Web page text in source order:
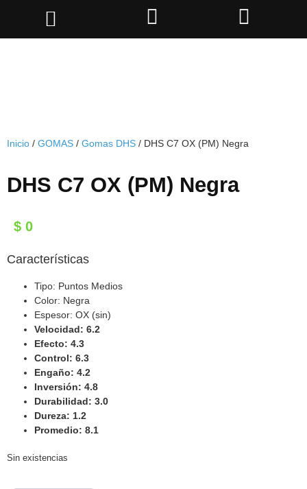
Inicio / GOMAS / Gomas DHS / DHS C7 OX (PM) Negra
DHS C7 OX (PM) Negra
$ 0
Características
Tipo: Puntos Medios
Color: Negra
Espesor: OX (sin)
Velocidad: 6.2
Efecto: 4.3
Control: 6.3
Engaño: 4.2
Inversión: 4.8
Durabilidad: 3.0
Dureza: 1.2
Promedio: 8.1
Sin existencias